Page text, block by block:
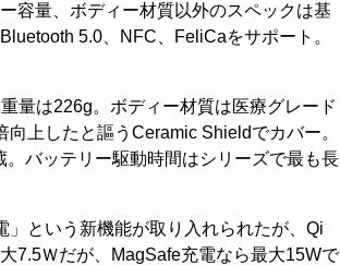
容量、ボディー材質以外のスペックは基
5.0、NFC、FeliCaをサポート。
量は226g。ボディー材質は医療グレード
上したと謳うCeramic Shieldでカバー。
バッテリー駆動時間はシリーズで最も長
という新機能が取り入れられたが、Qi
7.5Ｗだが、MagSafe充電なら最大15Wで